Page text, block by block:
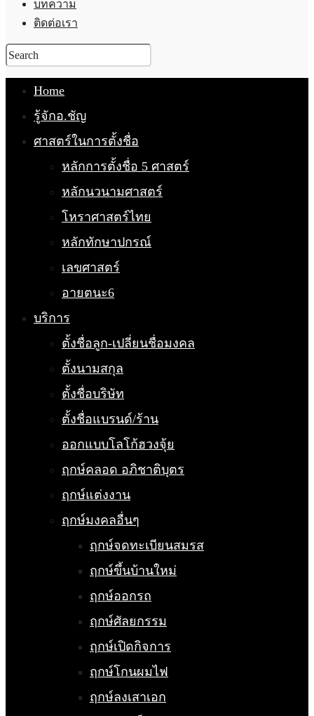
บทความ
ติดต่อเรา
Home
รู้จักอ.ชัญ
ศาสตร์ในการตั้งชื่อ
หลักการตั้งชื่อ 5 ศาสตร์
หลักนวนามศาสตร์
โหราศาสตร์ไทย
หลักทักษาปกรณ์
เลขศาสตร์
อายตนะ6
บริการ
ตั้งชื่อลูก-เปลี่ยนชื่อมงคล
ตั้งนามสกุล
ตั้งชื่อบริษัท
ตั้งชื่อแบรนด์/ร้าน
ออกแบบโลโก้ฮวงจุ้ย
ฤกษ์คลอด อภิชาติบุตร
ฤกษ์แต่งงาน
ฤกษ์มงคลอื่นๆ
ฤกษ์จดทะเบียนสมรส
ฤกษ์ขึ้นบ้านใหม่
ฤกษ์ออกรถ
ฤกษ์ศัลยกรรม
ฤกษ์เปิดกิจการ
ฤกษ์โกนผมไฟ
ฤกษ์ลงเสาเอก